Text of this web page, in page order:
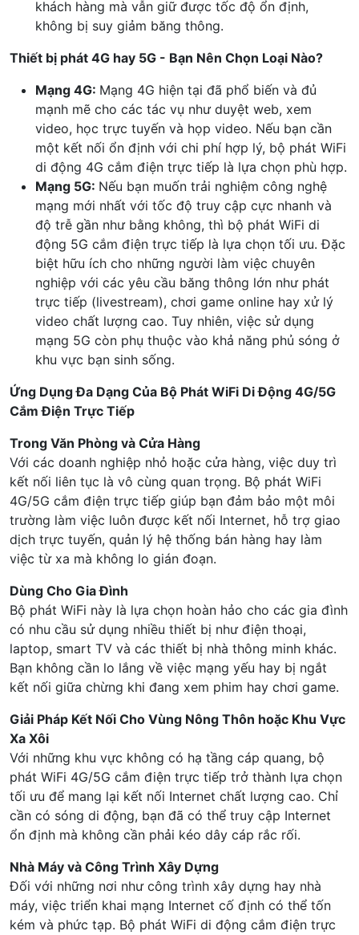
khách hàng mà vẫn giữ được tốc độ ổn định,
không bị suy giảm băng thông.
Thiết bị phát 4G hay 5G - Bạn Nên Chọn Loại Nào?
Mạng 4G: Mạng 4G hiện tại đã phổ biến và đủ
mạnh mẽ cho các tác vụ như duyệt web, xem
video, học trực tuyến và họp video. Nếu bạn cần
một kết nối ổn định với chi phí hợp lý, bộ phát WiFi
di động 4G cắm điện trực tiếp là lựa chọn phù hợp.
Mạng 5G: Nếu bạn muốn trải nghiệm công nghệ
mạng mới nhất với tốc độ truy cập cực nhanh và
độ trễ gần như bằng không, thì bộ phát WiFi di
động 5G cắm điện trực tiếp là lựa chọn tối ưu. Đặc
biệt hữu ích cho những người làm việc chuyên
nghiệp với các yêu cầu băng thông lớn như phát
trực tiếp (livestream), chơi game online hay xử lý
video chất lượng cao. Tuy nhiên, việc sử dụng
mạng 5G còn phụ thuộc vào khả năng phủ sóng ở
khu vực bạn sinh sống.
Ứng Dụng Đa Dạng Của Bộ Phát WiFi Di Động 4G/5G
Cắm Điện Trực Tiếp
Trong Văn Phòng và Cửa Hàng
Với các doanh nghiệp nhỏ hoặc cửa hàng, việc duy trì
kết nối liên tục là vô cùng quan trọng. Bộ phát WiFi
4G/5G cắm điện trực tiếp giúp bạn đảm bảo một môi
trường làm việc luôn được kết nối Internet, hỗ trợ giao
dịch trực tuyến, quản lý hệ thống bán hàng hay làm
việc từ xa mà không lo gián đoạn.
Dùng Cho Gia Đình
Bộ phát WiFi này là lựa chọn hoàn hảo cho các gia đình
có nhu cầu sử dụng nhiều thiết bị như điện thoại,
laptop, smart TV và các thiết bị nhà thông minh khác.
Bạn không cần lo lắng về việc mạng yếu hay bị ngắt
kết nối giữa chừng khi đang xem phim hay chơi game.
Giải Pháp Kết Nối Cho Vùng Nông Thôn hoặc Khu Vực
Xa Xôi
Với những khu vực không có hạ tầng cáp quang, bộ
phát WiFi 4G/5G cắm điện trực tiếp trở thành lựa chọn
tối ưu để mang lại kết nối Internet chất lượng cao. Chỉ
cần có sóng di động, bạn đã có thể truy cập Internet
ổn định mà không cần phải kéo dây cáp rắc rối.
Nhà Máy và Công Trình Xây Dựng
Đối với những nơi như công trình xây dựng hay nhà
máy, việc triển khai mạng Internet cố định có thể tốn
kém và phức tạp. Bộ phát WiFi di động cắm điện trực